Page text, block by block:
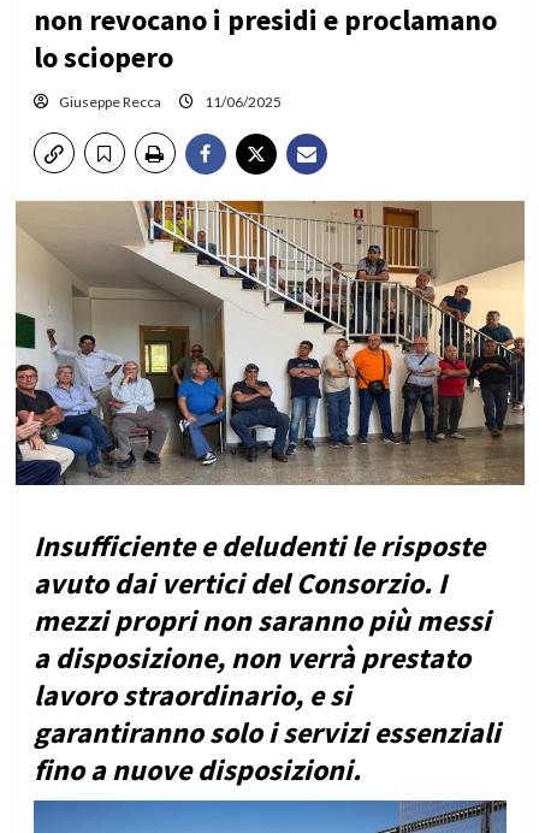
non revocano i presidi e proclamano
lo sciopero
Giuseppe Recca 11/06/2025
Insufficiente e deludenti le risposte
avuto dai vertici del Consorzio. I
mezzi propri non saranno più messi
a disposizione, non verrà prestato
lavoro straordinario, e si
garantiranno solo i servizi essenziali
fino a nuove disposizioni.